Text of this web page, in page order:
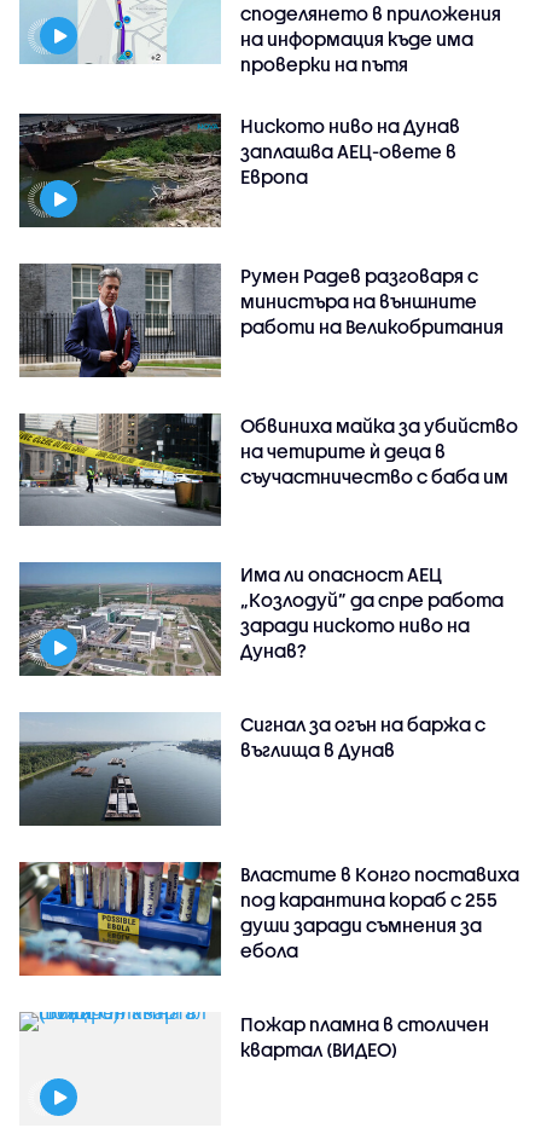
споделянето в приложения
на информация къде има
проверки на пътя
Ниското ниво на Дунав
заплашва АЕЦ-овете в
Европа
Румен Радев разговаря с
министъра на външните
работи на Великобритания
Обвиниха майка за убийство
на четирите ѝ деца в
съучастничество с баба им
Има ли опасност АЕЦ
„Козлодуй” да спре работа
заради ниското ниво на
Дунав?
Сигнал за огън на баржа с
въглища в Дунав
Властите в Конго поставиха
под карантина кораб с 255
души заради съмнения за
ебола
Пожар пламна в столичен
квартал (ВИДЕО)